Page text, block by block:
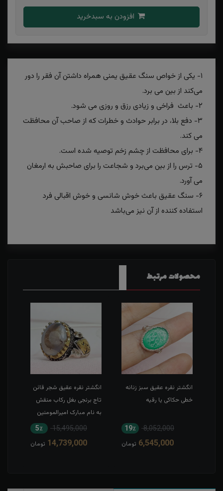
۱- یکی از خواص سنگ عقیق یمنی همراه داشتن آن فقر را دور
می‌کند از بین می برد.
۲- باعث فراخی و زیادی رزق و روزی می شود.
۳- دفع بلا، در برابر حوادث و خطرات که از صاحب آن محافظت
می کند.
۴- برای محافظت از چشم زخم توصیه شده است.
۵- ترس را از بین می‌برد و شجاعت را برای صاحبش به ارمغان
می آورد.
۶- سنگ عقیق باعث خوش شانسی و خوش اقبالی فرد
استفاده کننده از آن نیز می‌باشد
محصولات مرتبط
انگشتر نقره عقیق سبز زنانه
خطی حکاکی یا رقیه
8,052,000 19٪
6,545,000 تومان
انگشتر نقره عقیق شجر قائن
تاج برنجی بغل رکاب منقش
به نام مبارک امیرالمومنین
15,495,000 5٪
14,739,000 تومان